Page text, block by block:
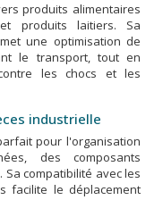
produits alimentaires
produits laitiers. Sa
une optimisation de
le transport, tout en
les chocs et les
industrielle
pour l'organisation
des composants
compatibilité avec les
facilite le déplacement